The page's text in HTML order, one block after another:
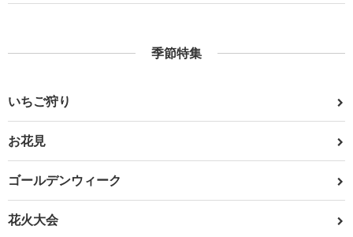
季節特集
いちご狩り
お花見
ゴールデンウィーク
花火大会